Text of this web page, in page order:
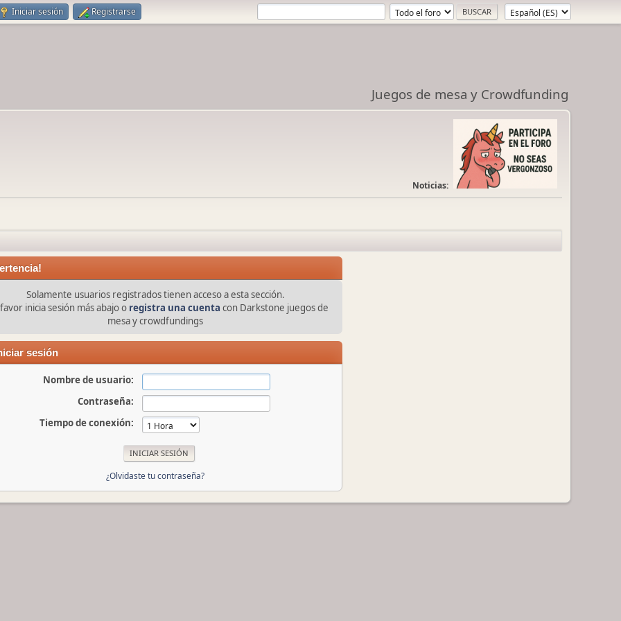
Iniciar sesión Registrarse
Juegos de mesa y Crowdfunding
Noticias:
Solamente usuarios registrados tienen acceso a esta sección.
inicia sesión más abajo o registra una cuenta con Darkstone juegos de
mesa y crowdfundings
sesión
Nombre de usuario:
Contraseña:
Tiempo de conexión:
¿Olvidaste tu contraseña?